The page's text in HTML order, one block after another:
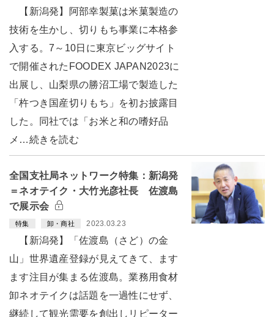
【新潟発】阿部幸製菓は米菓製造の
技術を生かし、切りもち事業に本格参
入する。7～10日に東京ビッグサイト
で開催されたFOODEX JAPAN2023に
出展し、山梨県の勝沼工場で製造した
「杵つき国産切りもち」を初お披露目
した。同社では「お米と和の嗜好品
メ…続きを読む
全国支社局ネットワーク特集：新潟発
＝ネオテイク・大竹光彦社長 佐渡島
で展示会
特集 卸・商社 2023.03.23
【新潟発】「佐渡島（さど）の金
山」世界遺産登録が見えてきて、ます
ます注目が集まる佐渡島。業務用食材
卸ネオテイクは話題を一過性にせず、
継続して観光需要を創出しリピーター